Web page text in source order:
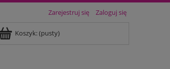
Zarejestruj się Zaloguj się
Koszyk:(pusty)